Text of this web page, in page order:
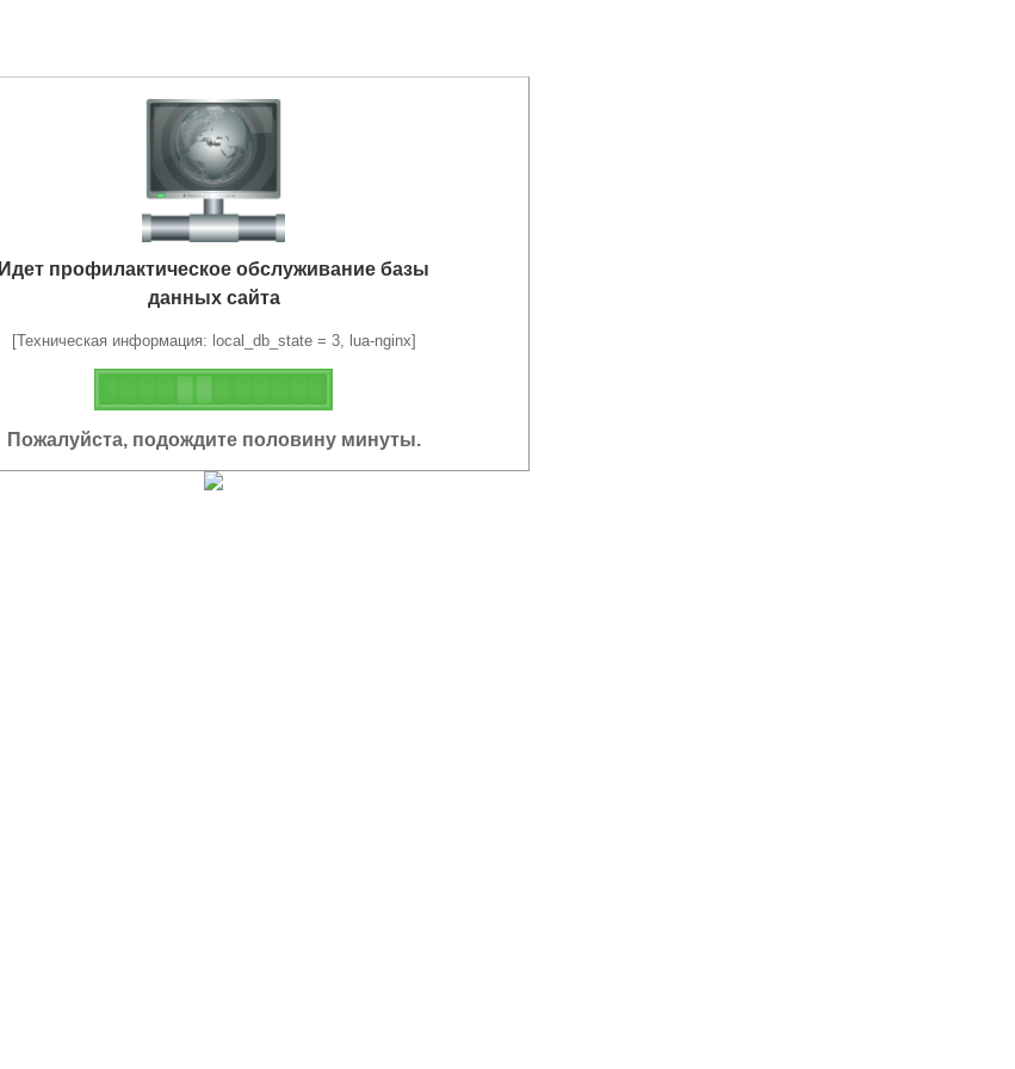
Идет профилактическое обслуживание базы
данных сайта
[Техническая информация: local_db_state = 3, lua-nginx]
Пожалуйста, подождите половину минуты.